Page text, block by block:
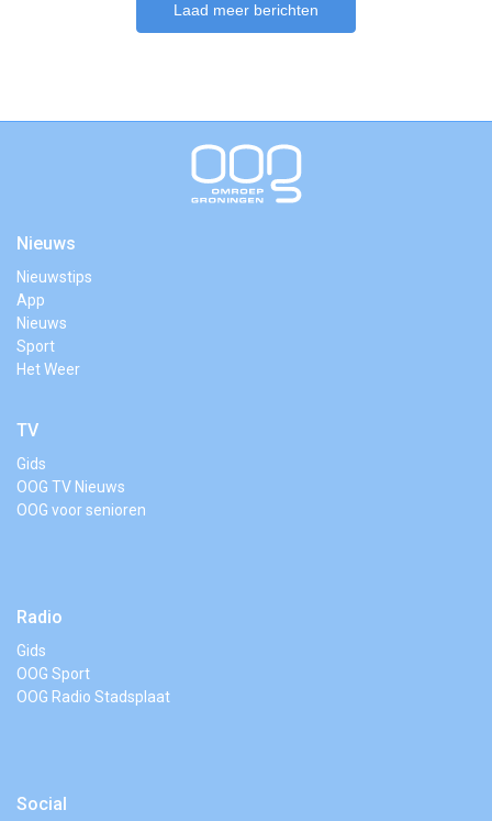
Laad meer berichten
Nieuws
Nieuwstips
App
Nieuws
Sport
Het Weer
TV
Gids
OOG TV Nieuws
OOG voor senioren
Radio
Gids
OOG Sport
OOG Radio Stadsplaat
Social